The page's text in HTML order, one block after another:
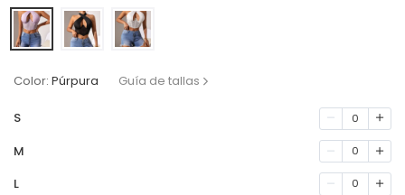
Color: Púrpura Guía de tallas
S 0
M 0
L 0